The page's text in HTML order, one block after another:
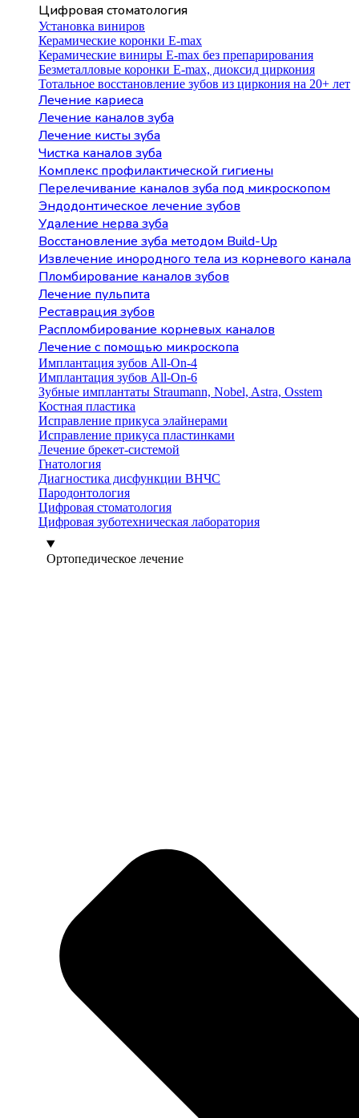
Цифровая стоматология
Установка виниров
Керамические коронки E-max
Керамические виниры E-max без препарирования
Безметалловые коронки Е-max, диоксид циркония
Тотальное восстановление зубов из циркония на 20+ лет
Лечение кариеса
Лечение каналов зуба
Лечение кисты зуба
Чистка каналов зуба
Комплекс профилактической гигиены
Перелечивание каналов зуба под микроскопом
Эндодонтическое лечение зубов
Удаление нерва зуба
Восстановление зуба методом Build-Up
Извлечение инородного тела из корневого канала
Пломбирование каналов зубов
Лечение пульпита
Реставрация зубов
Распломбирование корневых каналов
Лечение с помощью микроскопа
Имплантация зубов All-On-4
Имплантация зубов All-On-6
Зубные имплантаты Straumann, Nobel, Astra, Osstem
Костная пластика
Исправление прикуса элайнерами
Исправление прикуса пластинками
Лечение брекет-системой
Гнатология
Диагностика дисфункции ВНЧС
Пародонтология
Цифровая стоматология
Цифровая зуботехническая лаборатория
Ортопедическое лечение